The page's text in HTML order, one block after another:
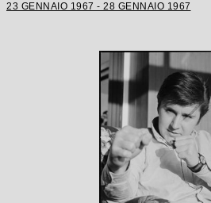
23 GENNAIO 1967 - 28 GENNAIO 1967